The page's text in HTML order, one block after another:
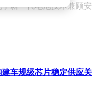
新一代电池技术兼顾安
车规级芯片稳定供应关